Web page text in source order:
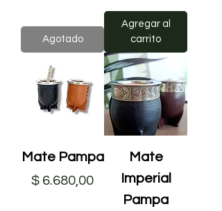
Agotado
Agregar al
carrito
Mate Pampa
Precio
$ 6.680,00
Mate
Imperial
Pampa